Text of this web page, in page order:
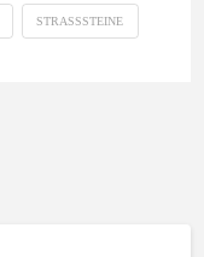
STRASSSTEINE